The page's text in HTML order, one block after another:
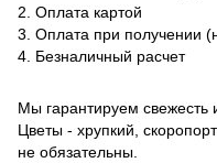
2. Оплата картой
3. Оплата при получении
4. Безналичный расчет
Мы гарантируем свежесть
Цветы - хрупкий,
не обязательны.